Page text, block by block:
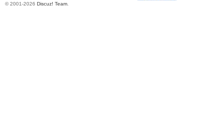
© 2001-2026 Discuz! Team